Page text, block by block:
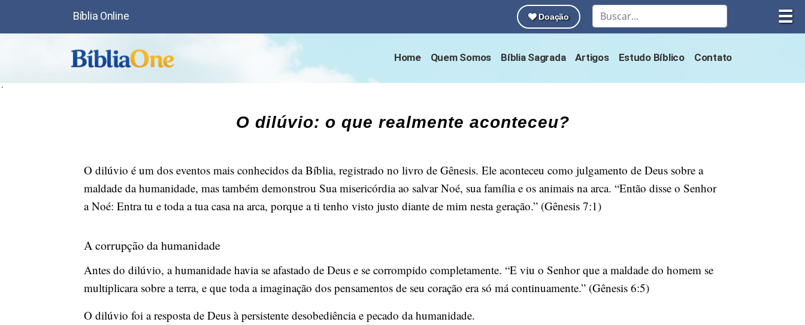
☰
Bíblia Online Doação
Home Quem Somos Bíblia Sagrada Artigos Estudo Bíblico Contato
´
O dilúvio: o que realmente aconteceu?
O dilúvio é um dos eventos mais conhecidos da Bíblia, registrado no livro de Gênesis. Ele aconteceu como julgamento de Deus sobre a
maldade da humanidade, mas também demonstrou Sua misericórdia ao salvar Noé, sua família e os animais na arca. “Então disse o Senhor
a Noé: Entra tu e toda a tua casa na arca, porque a ti tenho visto justo diante de mim nesta geração.” (Gênesis 7:1)
A corrupção da humanidade
Antes do dilúvio, a humanidade havia se afastado de Deus e se corrompido completamente. “E viu o Senhor que a maldade do homem se
multiplicara sobre a terra, e que toda a imaginação dos pensamentos de seu coração era só má continuamente.” (Gênesis 6:5)
O dilúvio foi a resposta de Deus à persistente desobediência e pecado da humanidade.